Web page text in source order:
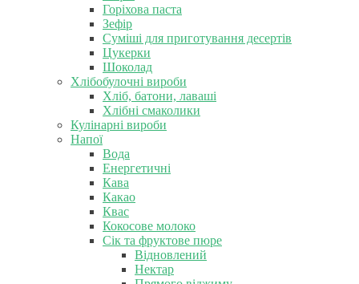
Горіхова паста
Зефір
Суміші для приготування десертів
Цукерки
Шоколад
Хлібобулочні вироби
Хліб, батони, лаваші
Хлібні смаколики
Кулінарні вироби
Напої
Вода
Енергетичні
Кава
Какао
Квас
Кокосове молоко
Сік та фруктове пюре
Відновлений
Нектар